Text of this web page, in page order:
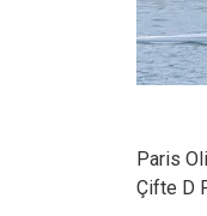
Paris
Çifte D